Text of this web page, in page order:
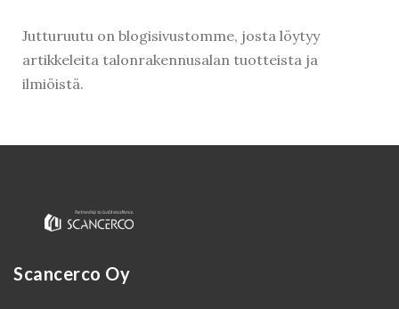
Jutturuutu on blogisivustomme, josta löytyy
artikkeleita talonrakennusalan tuotteista ja
ilmiöistä.
Scancerco Oy